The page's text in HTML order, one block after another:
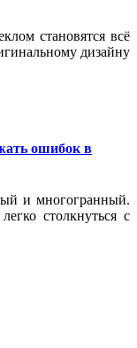
становятся всё
дизайну
ошибок в
и многогранный.
столкнуться с